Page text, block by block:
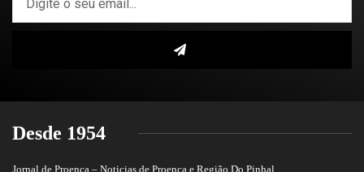
Desde 1954
Jornal de Proença – Noticias de Proença e Região Do Pinhal